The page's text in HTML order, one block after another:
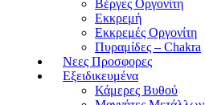
Βέργες Οργονίτη
Εκκρεμή
Εκκρεμές Οργονίτη
Πυραμίδες – Chakra
Νεες Προσφορες
Εξειδικευμένα
Κάμερες Βυθού